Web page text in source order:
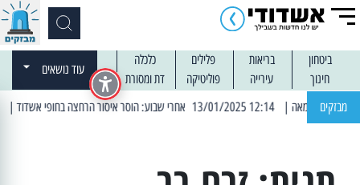
ביטחון בריאות פלילים
כלכלה
חינוך
עירייה פוליטיקה דת ומסורת
עוד נושאים
מבזקים | 12:14 13/01/2025 אחרי שבוע: הוסר איסור הרחצה בחופי אשדוד | 13:04 14/01/2025 עובדים בלילות: עבודות קרצוף וריבוד אספלט